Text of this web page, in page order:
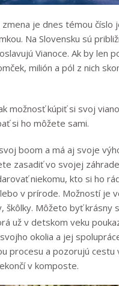
zmena je dnes témou číslo
Na Slovensku sú
Vianoce. Ak by len
milión a pól z nich
možnosť kúpiť si svoj
si ho môžete sami.
boom a má aj svoje
zasadiť vo svojej
niekomu, kto si ho
v prírode. Možností je
škôlky. Môžeto byť krásny
už v detskom veku
okolia a jej
procesu a pozorujú cestu
v komposte.